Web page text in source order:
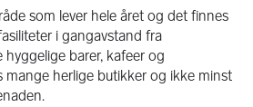
som lever hele året og det finnes
i gangavstand fra
barer, kafeer og
mange herlige butikker og ikke minst